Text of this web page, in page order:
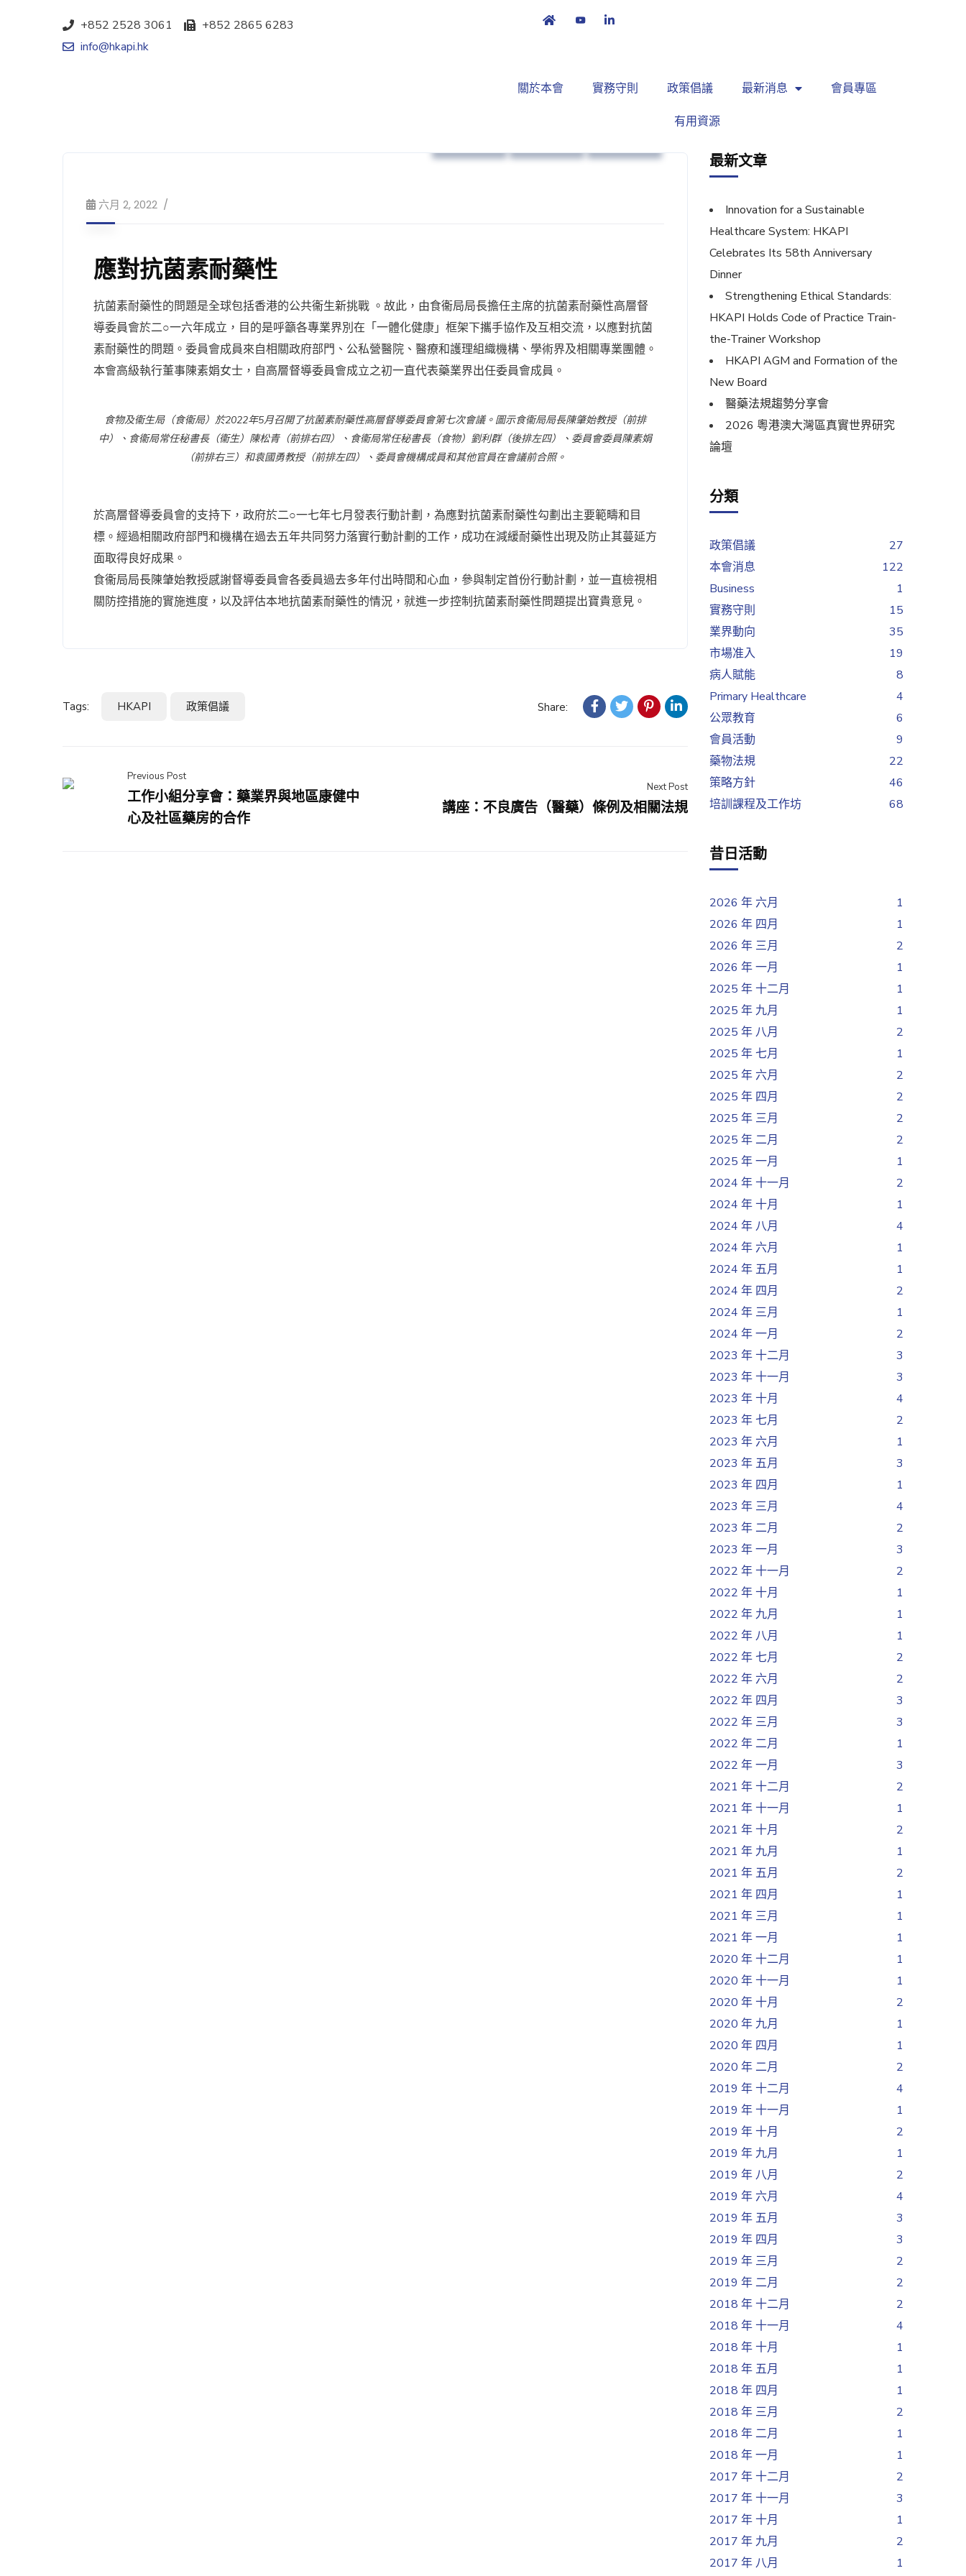
+852 2528 3061
+852 2865 6283
info@hkapi.hk
關於本會 實務守則 政策倡議 最新消息 會員專區
有用資源
六月 2, 2022
應對抗菌素耐藥性
抗菌素耐藥性的問題是全球包括香港的公共衞生新挑戰 。故此，由食衞局局長擔任主席的抗菌素耐藥性高層督
導委員會於二○一六年成立，目的是呼籲各專業界別在「一體化健康」框架下攜手協作及互相交流，以應對抗菌
素耐藥性的問題。委員會成員來自相關政府部門、公私營醫院、醫療和護理組織機構、學術界及相關專業團體。
本會高級執行董事陳素娟女士，自高層督導委員會成立之初一直代表藥業界出任委員會成員。
食物及衞生局（食衞局）於2022年5月召開了抗菌素耐藥性高層督導委員會第七次會議。圖示食衞局局長陳肇始教授（前排
中）、食衞局常任秘書長（衞生）陳松青（前排右四）、食衞局常任秘書長（食物）劉利群（後排左四）、委員會委員陳素娟
（前排右三）和袁國勇教授（前排左四）、委員會機構成員和其他官員在會議前合照。
於高層督導委員會的支持下，政府於二○一七年七月發表行動計劃，為應對抗菌素耐藥性勾劃出主要範疇和目
標。經過相關政府部門和機構在過去五年共同努力落實行動計劃的工作，成功在減緩耐藥性出現及防止其蔓延方
面取得良好成果。
食衞局局長陳肇始教授感謝督導委員會各委員過去多年付出時間和心血，參與制定首份行動計劃，並一直檢視相
關防控措施的實施進度，以及評估本地抗菌素耐藥性的情況，就進一步控制抗菌素耐藥性問題提出寶貴意見。
Tags: HKAPI 政策倡議 Share:
Previous Post
工作小組分享會：藥業界與地區康健中
心及社區藥房的合作
Next Post
講座：不良廣告（醫藥）條例及相關法規
最新文章
Innovation for a Sustainable
Healthcare System: HKAPI
Celebrates Its 58th Anniversary
Dinner
Strengthening Ethical Standards:
HKAPI Holds Code of Practice Train-
the-Trainer Workshop
HKAPI AGM and Formation of the
New Board
醫藥法規趨勢分享會
2026 粵港澳大灣區真實世界研究
論壇
分類
政策倡議
27
本會消息
122
Business
1
實務守則
15
業界動向
35
市場准入
19
病人賦能
8
Primary Healthcare
4
公眾教育
6
會員活動
9
藥物法規
22
策略方針
46
培訓課程及工作坊
68
昔日活動
2026 年 六月
1
2026 年 四月
1
2026 年 三月
2
2026 年 一月
1
2025 年 十二月
1
2025 年 九月
1
2025 年 八月
2
2025 年 七月
1
2025 年 六月
2
2025 年 四月
2
2025 年 三月
2
2025 年 二月
2
2025 年 一月
1
2024 年 十一月
2
2024 年 十月
1
2024 年 八月
4
2024 年 六月
1
2024 年 五月
1
2024 年 四月
2
2024 年 三月
1
2024 年 一月
2
2023 年 十二月
3
2023 年 十一月
3
2023 年 十月
4
2023 年 七月
2
2023 年 六月
1
2023 年 五月
3
2023 年 四月
1
2023 年 三月
4
2023 年 二月
2
2023 年 一月
3
2022 年 十一月
2
2022 年 十月
1
2022 年 九月
1
2022 年 八月
1
2022 年 七月
2
2022 年 六月
2
2022 年 四月
3
2022 年 三月
3
2022 年 二月
1
2022 年 一月
3
2021 年 十二月
2
2021 年 十一月
1
2021 年 十月
2
2021 年 九月
1
2021 年 五月
2
2021 年 四月
1
2021 年 三月
1
2021 年 一月
1
2020 年 十二月
1
2020 年 十一月
1
2020 年 十月
2
2020 年 九月
1
2020 年 四月
1
2020 年 二月
2
2019 年 十二月
4
2019 年 十一月
1
2019 年 十月
2
2019 年 九月
1
2019 年 八月
2
2019 年 六月
4
2019 年 五月
3
2019 年 四月
3
2019 年 三月
2
2019 年 二月
2
2018 年 十二月
2
2018 年 十一月
4
2018 年 十月
1
2018 年 五月
1
2018 年 四月
1
2018 年 三月
2
2018 年 二月
1
2018 年 一月
1
2017 年 十二月
2
2017 年 十一月
3
2017 年 十月
1
2017 年 九月
2
2017 年 八月
1